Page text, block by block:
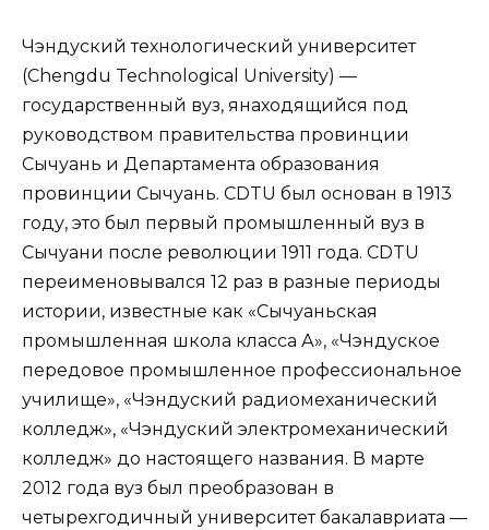
Чэндуский технологический университет
(Chengdu Technological University) —
государственный вуз, янаходящийся под
руководством правительства провинции
Сычуань и Департамента образования
провинции Сычуань. CDTU был основан в 1913
году, это был первый промышленный вуз в
Сычуани после революции 1911 года. CDTU
переименовывался 12 раз в разные периоды
истории, известные как «Сычуаньская
промышленная школа класса А», «Чэндуское
передовое промышленное профессиональное
училище», «Чэндуский радиомеханический
колледж», «Чэндуский электромеханический
колледж» до настоящего названия. В марте
2012 года вуз был преобразован в
четырехгодичный университет бакалавриата —